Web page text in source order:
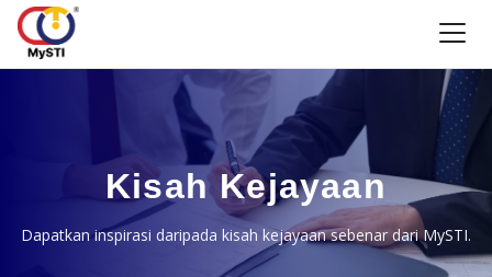
Kisah Kejayaan
Dapatkan inspirasi daripada kisah kejayaan sebenar dari MySTI.